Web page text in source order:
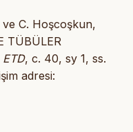
ve C. Hoşcoşkun,
TÜBÜLER
ETD, c. 40, sy 1, ss.
adresi: